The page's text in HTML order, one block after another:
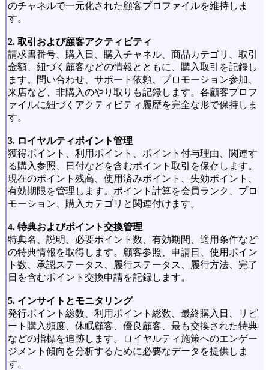
のチャネルで一元化された顧客プロファイルを維持しま
す。
2. 取引および顧客アクティビティ
請求書番号、購入日、購入チャネル、商品カテゴリ、取引
金額、紐づく顧客などの情報とともに、購入取引を記録し
ます。問い合わせ、サポート依頼、プロモーション参加、
来店など、非購入のやり取りも記録します。各顧客プロフ
ァイルに紐づくアクティビティ履歴を完全な形で保持しま
す。
3. ロイヤルティポイント管理
獲得ポイント、利用ポイント、ポイント付与理由、関連す
る購入参照、日付などを含むポイント取引を保存します。
現在のポイント残高、使用済みポイント、失効ポイント、
有効期限を管理します。ポイント計算を会員ランク、プロ
モーション、購入カテゴリと関連付けます。
4. 特典およびポイント交換管理
特典名、説明、必要ポイント数、有効期間、適用条件など
の特典情報を取得します。顧客参照、申請日、使用ポイン
ト数、承認ステータス、履行ステータス、履行方法、完了
日を含むポイント交換申請を記録します。
5. インサイトとモニタリング
発行ポイント総数、利用ポイント総数、最終購入日、リピ
ート購入頻度、休眠顧客、優良顧客、最も交換された特典
などの指標を追跡します。ロイヤルティ施策へのエンゲー
ジメント傾向を分析するために必要なデータを提供しま
す。